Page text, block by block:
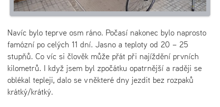
Navíc bylo teprve osm ráno. Počasí nakonec bylo naprosto
famózní po celých 11 dní. Jasno a teploty od 20 – 25
stupňů. Co víc si člověk může přát při najíždění prvních
kilometrů. I když jsem byl zpočátku opatrnější a raději se
oblékal tepleji, dalo se v některé dny jezdit bez rozpaků
krátký/krátký.